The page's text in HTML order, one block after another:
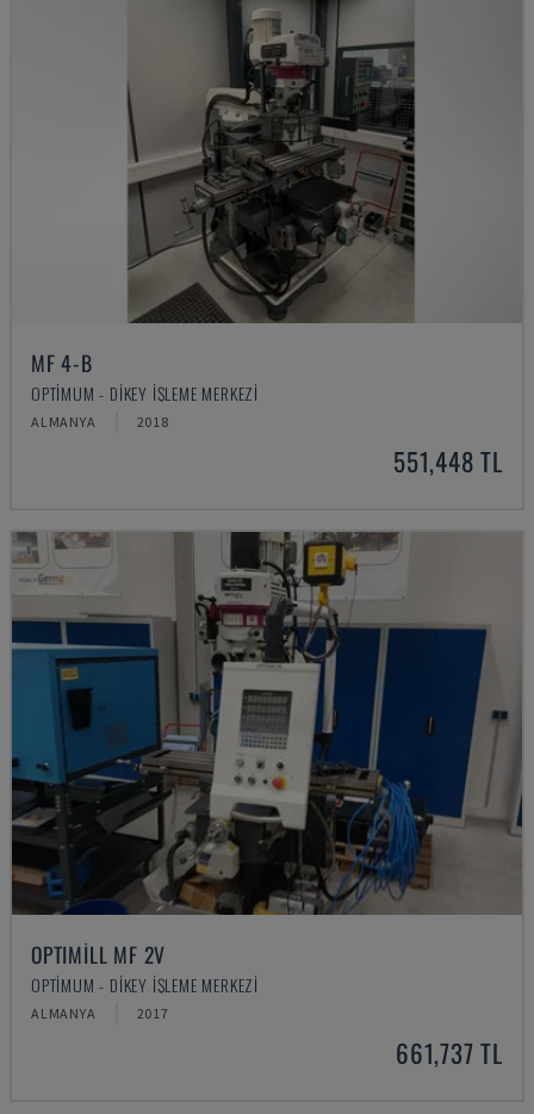
MF 4-B
OPTIMUM - DIKEY İŞLEME MERKEZI
ALMANYA 2018
551,448 TL
OPTIMILL MF 2V
OPTIMUM - DIKEY İŞLEME MERKEZI
ALMANYA 2017
661,737 TL